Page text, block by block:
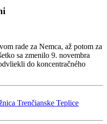
rade za Nemca, až potom za
sa zmenilo 9. novembra
do koncentračného
Trenčianske Teplice